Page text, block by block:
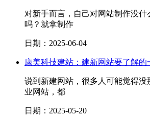
对新手而言，自己对网站制作没
吗？就拿制作
日期：2025-06-04
康美科技建站：建新网站要了解的
说到新建网站，很多人可能觉得
业网站，都
日期：2025-05-20